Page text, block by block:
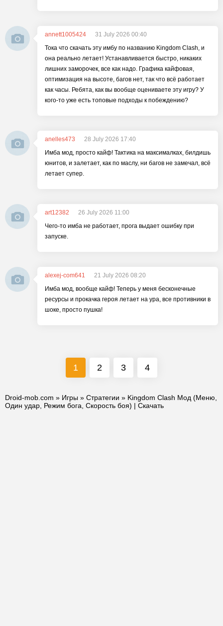
annett1005424
31 July 2026 00:40
Тока что скачать эту имбу по названию Kingdom Clash, и
она реально летает! Устанавливается быстро, никаких
лишних заморочек, все как надо. Графика кайфовая,
оптимизация на высоте, багов нет, так что всё работает
как часы. Ребята, как вы вообще оцениваете эту игру? У
кого-то уже есть топовые подходы к побеждению?
anelles473
28 July 2026 17:40
Имба мод, просто кайф! Тактика на максималках, билдишь
юнитов, и залетает, как по маслу, ни багов не замечал, всё
летает супер.
art12382
26 July 2026 11:00
Чего-то имба не работает, прога выдает ошибку при
запуске.
alexej-com641
21 July 2026 08:20
Имба мод, вообще кайф! Теперь у меня бесконечные
ресурсы и прокачка героя летает на ура, все противники в
шоке, просто пушка!
1 2 3 4
Droid-mob.com » Игры » Стратегии » Kingdom Clash Мод (Меню,
Один удар, Режим бога, Скорость боя) | Скачать